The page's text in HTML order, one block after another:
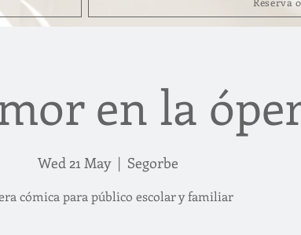
en la
Wed 21 May
  |
Segorbe
cómica para público escolar y familiar